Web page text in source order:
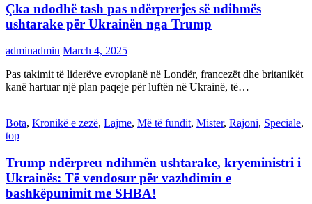
Çka ndodhë tash pas ndërprerjes së ndihmës
ushtarake për Ukrainën nga Trump
adminadmin March 4, 2025
Pas takimit të liderëve evropianë në Londër, francezët dhe britanikët
kanë hartuar një plan paqeje për luftën në Ukrainë, të…
Bota, Kronikë e zezë, Lajme, Më të fundit, Mister, Rajoni, Speciale,
top
Trump ndërpreu ndihmën ushtarake, kryeministri i
Ukrainës: Të vendosur për vazhdimin e
bashkëpunimit me SHBA!